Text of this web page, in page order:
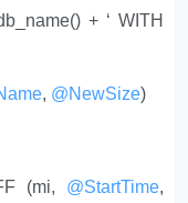
+ ‘ WITH
, @NewSize)
(mi, @StartTime,